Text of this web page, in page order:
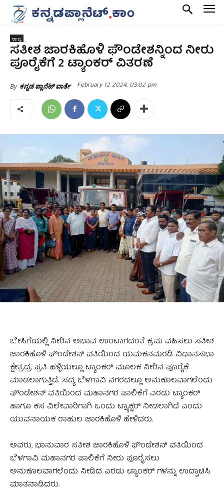
ರಾಜ್ಯ
ಸತೀಶ ಜಾರಕಿಹೊಳಿ ಫೌಂಡೇಶನ್ನಿಂದ ನೀರು
ಪೂರೈಕೆಗೆ 2 ಟ್ಯಾಂಕರ್ ವಿತರಣೆ
By ಕನ್ನಡ ಪ್ಲಾನೆಟ್ ವಾರ್ತೆ February 12 2024, 03:02 pm
ಬೇಸಿಗೆಯಲ್ಲಿ ನೀರಿನ ಅಭಾವ ಉಂಟಾಗದಂತೆ ಕ್ರಮ ವಹಿಸಲು ಸತೀಶ
ಜಾರಕಿಹೊಳಿ ಫೌಂಡೇಶನ್ ವತಿಯಿಂದ ಯಮಕನಮರಡಿ ವಿಧಾನಸಭಾ
ಕ್ಷೇತ್ರದ್ರ ಪ್ರತಿ ಹಳ್ಳಿಯಲ್ಲೂ ಟ್ಯಾಂಕರ್ ಮೂಲಕ ನೀರಿನ ಪೂರೈಕೆ
ಮಾಡಲಾಗುತ್ತಿದೆ. ಸದ್ಯ ಬೆಳಗಾವಿ ನಗರದಲ್ಲೂ ಅನುಕೂಲವಾಗಲೆಂದು
ಫೌಂಡೇಶನ್ ವತಿಯಿಂದ ಮಹಾನಗರ ಪಾಲಿಕೆಗೆ ಎರಡು ಟ್ಯಾಂಕರ್
ಹಾಗೂ ಕಸ ವಿಲೇವಾರಿಗಾಗಿ ಒಂದು ಟ್ರ್ಯಾಕ್ಟರ್ ನೀಡಲಾಗಿದೆ ಎಂದು
ಯುವನಾಯಕ ರಾಹುಲ ಜಾರಕಿಹೊಳಿ ಹೇಳಿದರು.
ಅವರು, ಭಾನುವಾರ ಸತೀಶ ಜಾರಕಿಹೊಳಿ ಫೌಂಡೇಶನ್ ವತಿಯಿಂದ
ಬೆಳಗಾವಿ ಮಹಾನಗರ ಪಾಲಿಕೆಗೆ ನೀರು ಪೂರೈಸಲು
ಅನುಕೂಲವಾಗಲೆಂದು ನೀಡಿದ ಎರಡು ಟ್ಯಾಂಕರ್ ಗಳನ್ನು ಉದ್ಘಾಟಿಸಿ
ಮಾತನಾಡಿದರು.